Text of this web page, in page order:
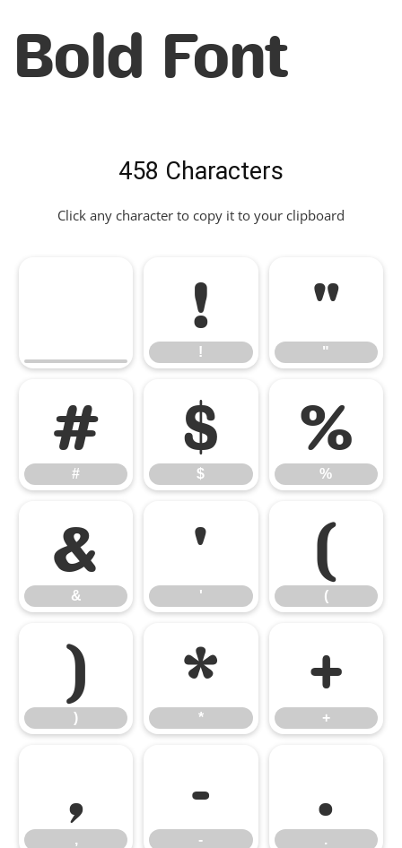
Bold Font
458 Characters
Click any character to copy it to your clipboard
!
! "
"
#
# $
$ %
%
&
& '
' (
(
)
) *
* +
+
,
, -
- .
.